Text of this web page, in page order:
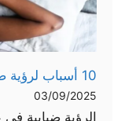
10 أسباب لرؤية ضبابية في الصباح
03/09/2025
الرؤية ضبابية